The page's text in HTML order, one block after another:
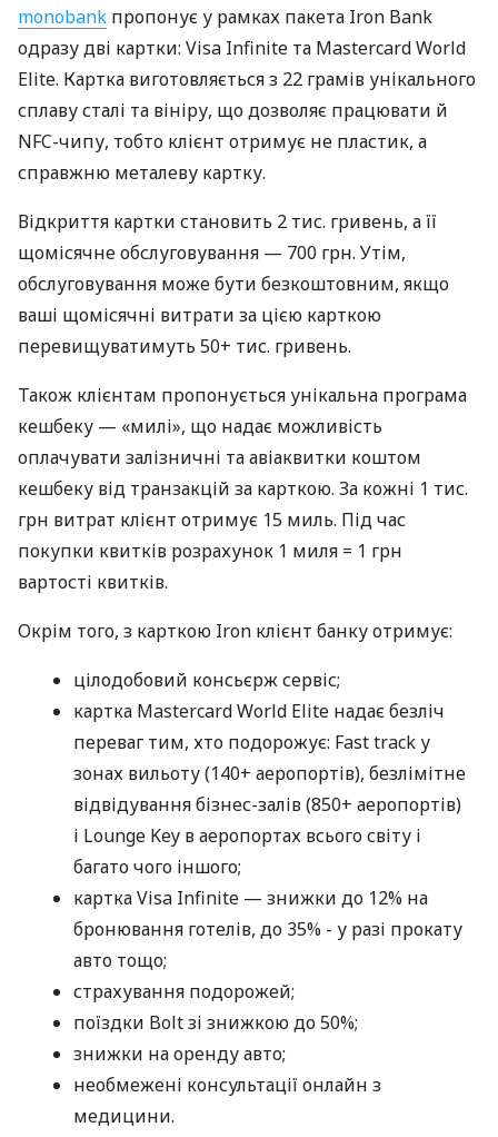
monobank пропонує у рамках пакета Iron Bank
одразу дві картки: Visa Infinite та Mastercard World
Elite. Картка виготовляється з 22 грамів унікального
сплаву сталі та вініру, що дозволяє працювати й
NFC-чипу, тобто клієнт отримує не пластик, а
справжню металеву картку.
Відкриття картки становить 2 тис. гривень, а її
щомісячне обслуговування — 700 грн. Утім,
обслуговування може бути безкоштовним, якщо
ваші щомісячні витрати за цією карткою
перевищуватимуть 50+ тис. гривень.
Також клієнтам пропонується унікальна програма
кешбеку — «милі», що надає можливість
оплачувати залізничні та авіаквитки коштом
кешбеку від транзакцій за карткою. За кожні 1 тис.
грн витрат клієнт отримує 15 миль. Під час
покупки квитків розрахунок 1 миля = 1 грн
вартості квитків.
Окрім того, з карткою Iron клієнт банку отримує:
цілодобовий консьєрж сервіс;
картка Mastercard World Elite надає безліч
переваг тим, хто подорожує: Fast track у
зонах вильоту (140+ аеропортів), безлімітне
відвідування бізнес-залів (850+ аеропортів)
і Lounge Key в аеропортах всього світу і
багато чого іншого;
картка Visa Infinite — знижки до 12% на
бронювання готелів, до 35% - у разі прокату
авто тощо;
страхування подорожей;
поїздки Bolt зі знижкою до 50%;
знижки на оренду авто;
необмежені консультації онлайн з
медицини.